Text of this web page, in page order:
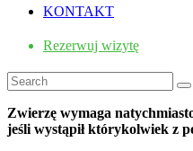
KONTAKT
Rezerwuj wizytę
Zwierzę wymaga
jeśli wystąpił którykolwiek z